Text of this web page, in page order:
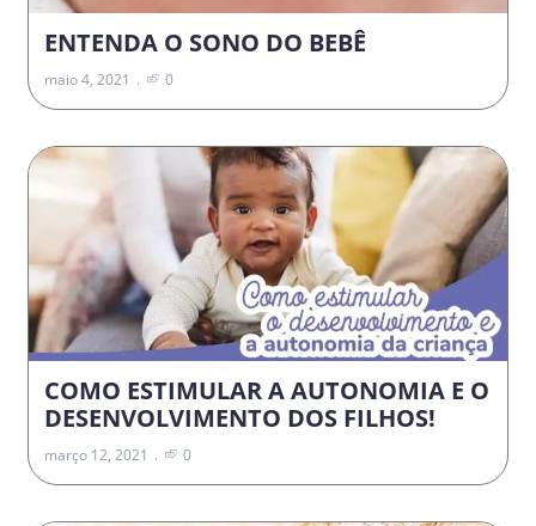
ENTENDA O SONO DO BEBÊ
maio 4, 2021 0
COMO ESTIMULAR A AUTONOMIA E O
DESENVOLVIMENTO DOS FILHOS!
março 12, 2021 0